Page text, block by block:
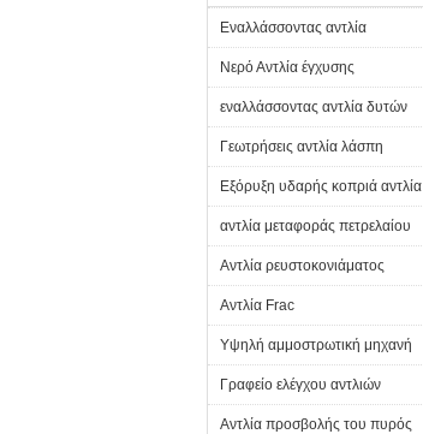
Εναλλάσσοντας αντλία
Νερό Αντλία έγχυσης
εναλλάσσοντας αντλία δυτών
Γεωτρήσεις αντλία λάσπη
Εξόρυξη υδαρής κοπριά αντλία
αντλία μεταφοράς πετρελαίου
Αντλία ρευστοκονιάματος
Αντλία Frac
Υψηλή αμμοστρωτική μηχανή
Γραφείο ελέγχου αντλιών
Αντλία προσβολής του πυρός